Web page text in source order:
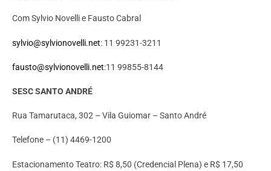
Com Sylvio Novelli e Fausto Cabral
sylvio@sylvionovelli.net: 11 99231-3211
fausto@sylvionovelli.net:11 99855-8144
SESC SANTO ANDRÉ
Rua Tamarutaca, 302 – Vila Guiomar – Santo André
Telefone – (11) 4469-1200
Estacionamento Teatro: R$ 8,50 (Credencial Plena) e R$ 17,50